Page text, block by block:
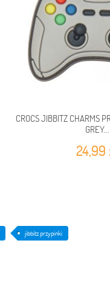
CROCS JIBBITZ CHARMS
GREY...
24,99
jibbitz przypinki